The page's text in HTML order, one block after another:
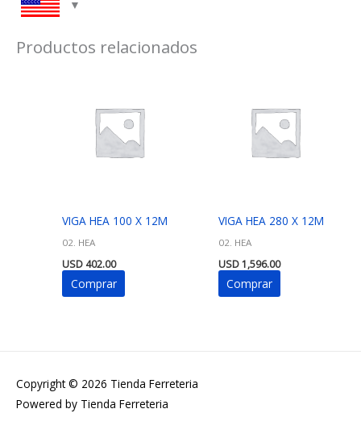
Productos relacionados
VIGA HEA 100 X 12M
02. HEA
USD 402.00
Comprar
VIGA HEA 280 X 12M
02. HEA
USD1,596.00
Comprar
Copyright © 2026 Tienda Ferreteria
Powered by Tienda Ferreteria